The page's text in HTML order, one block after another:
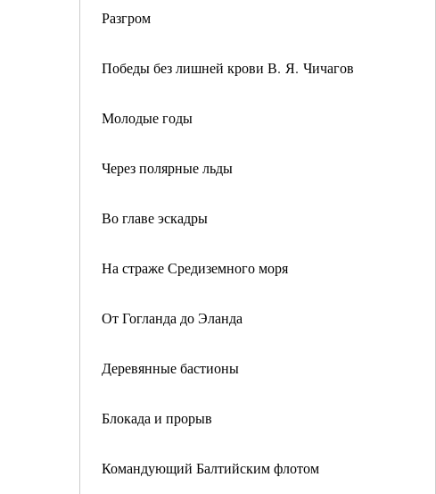
Разгром
Победы без лишней крови В. Я. Чичагов
Молодые годы
Через полярные льды
Во главе эскадры
На страже Средиземного моря
От Гогланда до Эланда
Деревянные бастионы
Блокада и прорыв
Командующий Балтийским флотом